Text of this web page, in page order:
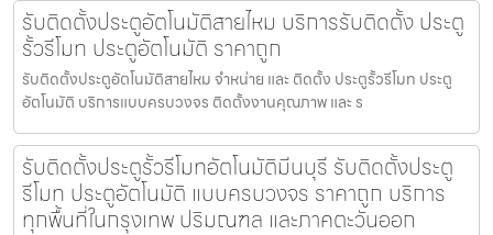
รับติดตั้งประตูอัตโนมัติสายไหม บริการรับติดตั้ง ประตู
รั้วรีโมท ประตูอัตโนมัติ ราคาถูก
รับติดตั้งประตูอัตโนมัติสายไหม จำหน่าย และ ติดตั้ง ประตูรั้วรีโมท ประตู
อัตโนมัติ บริการแบบครบวงจร ติดตั้งงานคุณภาพ และ ร
รับติดตั้งประตูรั้วรีโมทอัตโนมัติมีนบุรี รับติดตั้งประตู
รีโมท ประตูอัตโนมัติ แบบครบวงจร ราคาถูก บริการ
ทุกพื้นที่ในกรุงเทพ ปริมณฑล และภาคตะวันออก